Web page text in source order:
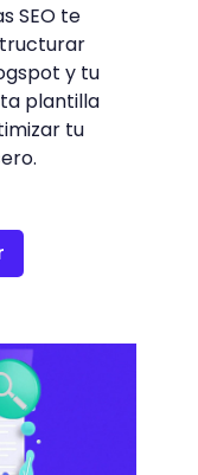
SEO te
y tu
plantilla
tu